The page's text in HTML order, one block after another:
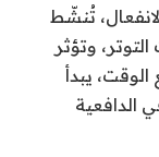
تُنشّط
وتؤثر
يبدأ
الدافعية